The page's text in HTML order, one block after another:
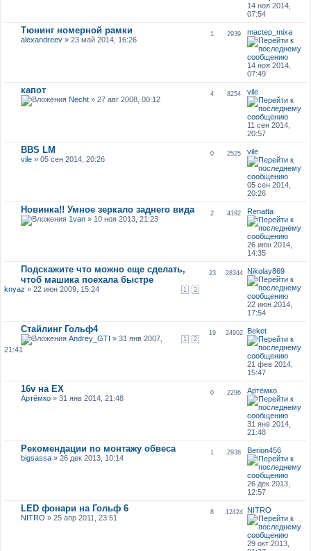
14 ноя 2014,
07:54
Тюнинг номерной рамки
alexandreev» 23 май 2014, 16:26
1 2939 mactep_mixa
14 ноя 2014,
07:49
капот
Necht» 27 авг 2008, 00:12
4 8254 vile
11 сен 2014,
20:57
BBS LM
vile» 05 сен 2014, 20:26
0 2525 vile
05 сен 2014,
20:26
Новинка!! Умное зеркало заднего вида
1van» 10 ноя 2013, 21:23
2 4192 Renatta
26 июн 2014,
14:35
Подскажите что можно еще сделать,
чтоб машика поехала быстре
1 2
knyaz » 22 июн 2009, 15:24
23 28344 Nikolay869
22 июн 2014,
17:54
Стайлинг Гольф4
1 2
Andrey_GTI » 31 янв 2007,
21:41
19 24902 Beket
21 фев 2014,
15:47
16v на EX
Артёмко» 31 янв 2014, 21:48
0 2296 Артёмко
31 янв 2014,
21:48
Рекомендации по монтажу обвеса
bigsassa» 26 дек 2013, 10:14
1 2938 Berion456
26 дек 2013,
12:57
LED фонари на Гольф 6
NITRO » 25 апр 2011, 23:51
8 12424 NITRO
29 окт 2013,